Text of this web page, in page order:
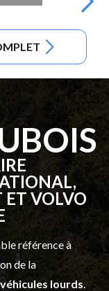
ET VOLVO
référence à
de la
véhicules lourds